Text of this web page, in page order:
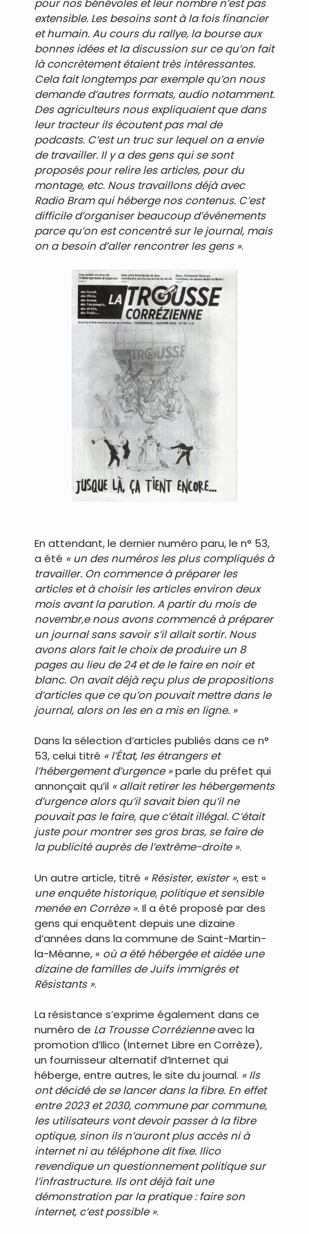
pour nos bénévoles et leur nombre n’est pas
extensible. Les besoins sont à la fois financier
et humain. Au cours du rallye, la bourse aux
bonnes idées et la discussion sur ce qu’on fait
là concrètement étaient très intéressantes.
Cela fait longtemps par exemple qu’on nous
demande d’autres formats, audio notamment.
Des agriculteurs nous expliquaient que dans
leur tracteur ils écoutent pas mal de
podcasts. C’est un truc sur lequel on a envie
de travailler. Il y a des gens qui se sont
proposés pour relire les articles, pour du
montage, etc. Nous travaillons déjà avec
Radio Bram qui héberge nos contenus. C’est
difficile d’organiser beaucoup d’événements
parce qu’on est concentré sur le journal, mais
on a besoin d’aller rencontrer les gens ».
En attendant, le dernier numéro paru, le n° 53,
a été « un des numéros les plus compliqués à
travailler. On commence à préparer les
articles et à choisir les articles environ deux
mois avant la parution. A partir du mois de
novembr,e nous avons commencé à préparer
un journal sans savoir s’il allait sortir. Nous
avons alors fait le choix de produire un 8
pages au lieu de 24 et de le faire en noir et
blanc. On avait déjà reçu plus de propositions
d’articles que ce qu’on pouvait mettre dans le
journal, alors on les en a mis en ligne. »
Dans la sélection d’articles publiés dans ce n°
53, celui titré « l’État, les étrangers et
l’hébergement d’urgence »parle du préfet qui
annonçait qu’il « allait retirer les hébergements
d’urgence alors qu’il savait bien qu’il ne
pouvait pas le faire, que c’était illégal. C’était
juste pour montrer ses gros bras, se faire de
la publicité auprès de l’extrême-droite ».
Un autre article, titré « Résister, exister », est «
une enquête historique, politique et sensible
menée en Corrèze ». Il a été proposé par des
gens qui enquêtent depuis une dizaine
d’années dans la commune de Saint-Martin-
la-Méanne, « où a été hébergée et aidée une
dizaine de familles de Juifs immigrés et
Résistants ».
La résistance s’exprime également dans ce
numéro de La Trousse Corrézienneavec la
promotion d’Ilico (Internet Libre en Corrèze),
un fournisseur alternatif d’Internet qui
héberge, entre autres, le site du journal. « Ils
ont décidé de se lancer dans la fibre. En effet
entre 2023 et 2030, commune par commune,
les utilisateurs vont devoir passer à la fibre
optique, sinon ils n’auront plus accès ni à
internet ni au téléphone dit fixe. Ilico
revendique un questionnement politique sur
l’infrastructure. Ils ont déjà fait une
démonstration par la pratique : faire son
internet, c’est possible ».